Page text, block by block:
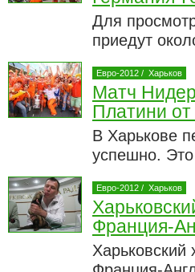
Для
приедут
Евро-2012 / Харьков
Матч
Платини
В Харькове
успешно.
Евро-2012 / Харьков
Франция-
Харьковский